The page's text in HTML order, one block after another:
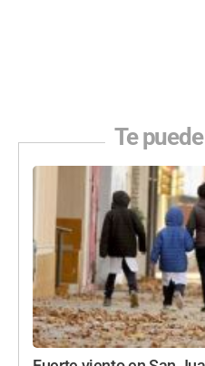
Te puede